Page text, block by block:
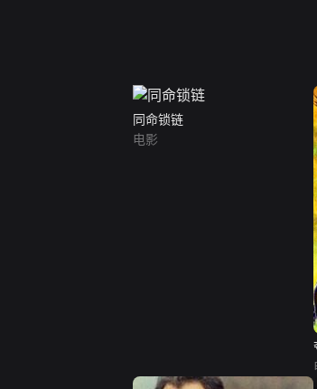
同命锁链
电影